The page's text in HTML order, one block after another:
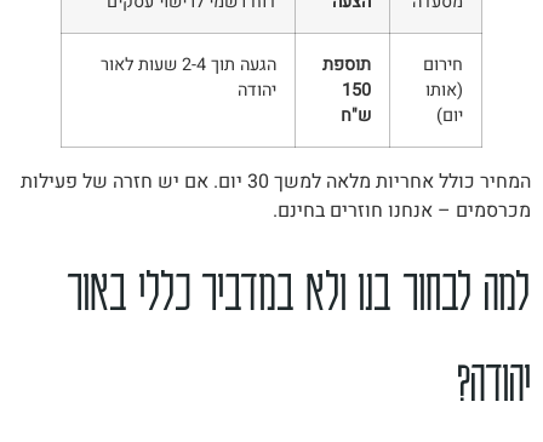
חירום
(אותו
יום)
תוספת
150
ש"ח
הגעה תוך 2-4 שעות לאור
יהודה
המחיר כולל אחריות מלאה למשך 30 יום. אם יש חזרה של פעילות
מכרסמים – אנחנו חוזרים בחינם.
למה לבחור בנו ולא במדביר כללי באור
יהודה?